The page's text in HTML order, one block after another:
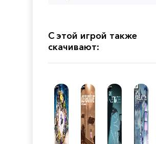
С этой игрой также
скачивают: